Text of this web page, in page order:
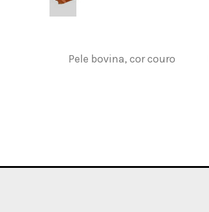
Pele bovina, cor couro